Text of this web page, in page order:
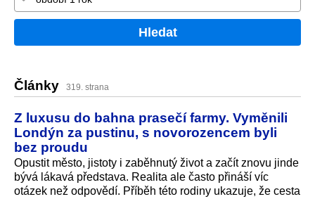
Hledat
Články 319. strana
Z luxusu do bahna prasečí farmy. Vyměnili
Londýn za pustinu, s novorozencem byli
bez proudu
Opustit město, jistoty i zaběhnutý život a začít znovu jinde
bývá lákavá představa. Realita ale často přináší víc
otázek než odpovědí. Příběh této rodiny ukazuje, že cesta